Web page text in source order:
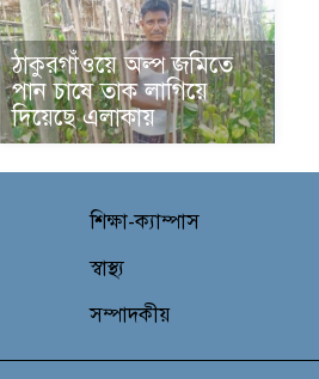
ঠাকুরগাঁওয়ে অল্প জমিতে
পান চাষে তাক লাগিয়ে
দিয়েছে এলাকায়
শিক্ষা-ক্যাম্পাস
স্বাস্থ্য
সম্পাদকীয়